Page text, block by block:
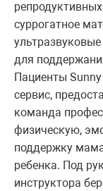
суррогатное
для
Пациенты
сервис,
команда
физическую,
поддержку
ребенка. Под
инструктора